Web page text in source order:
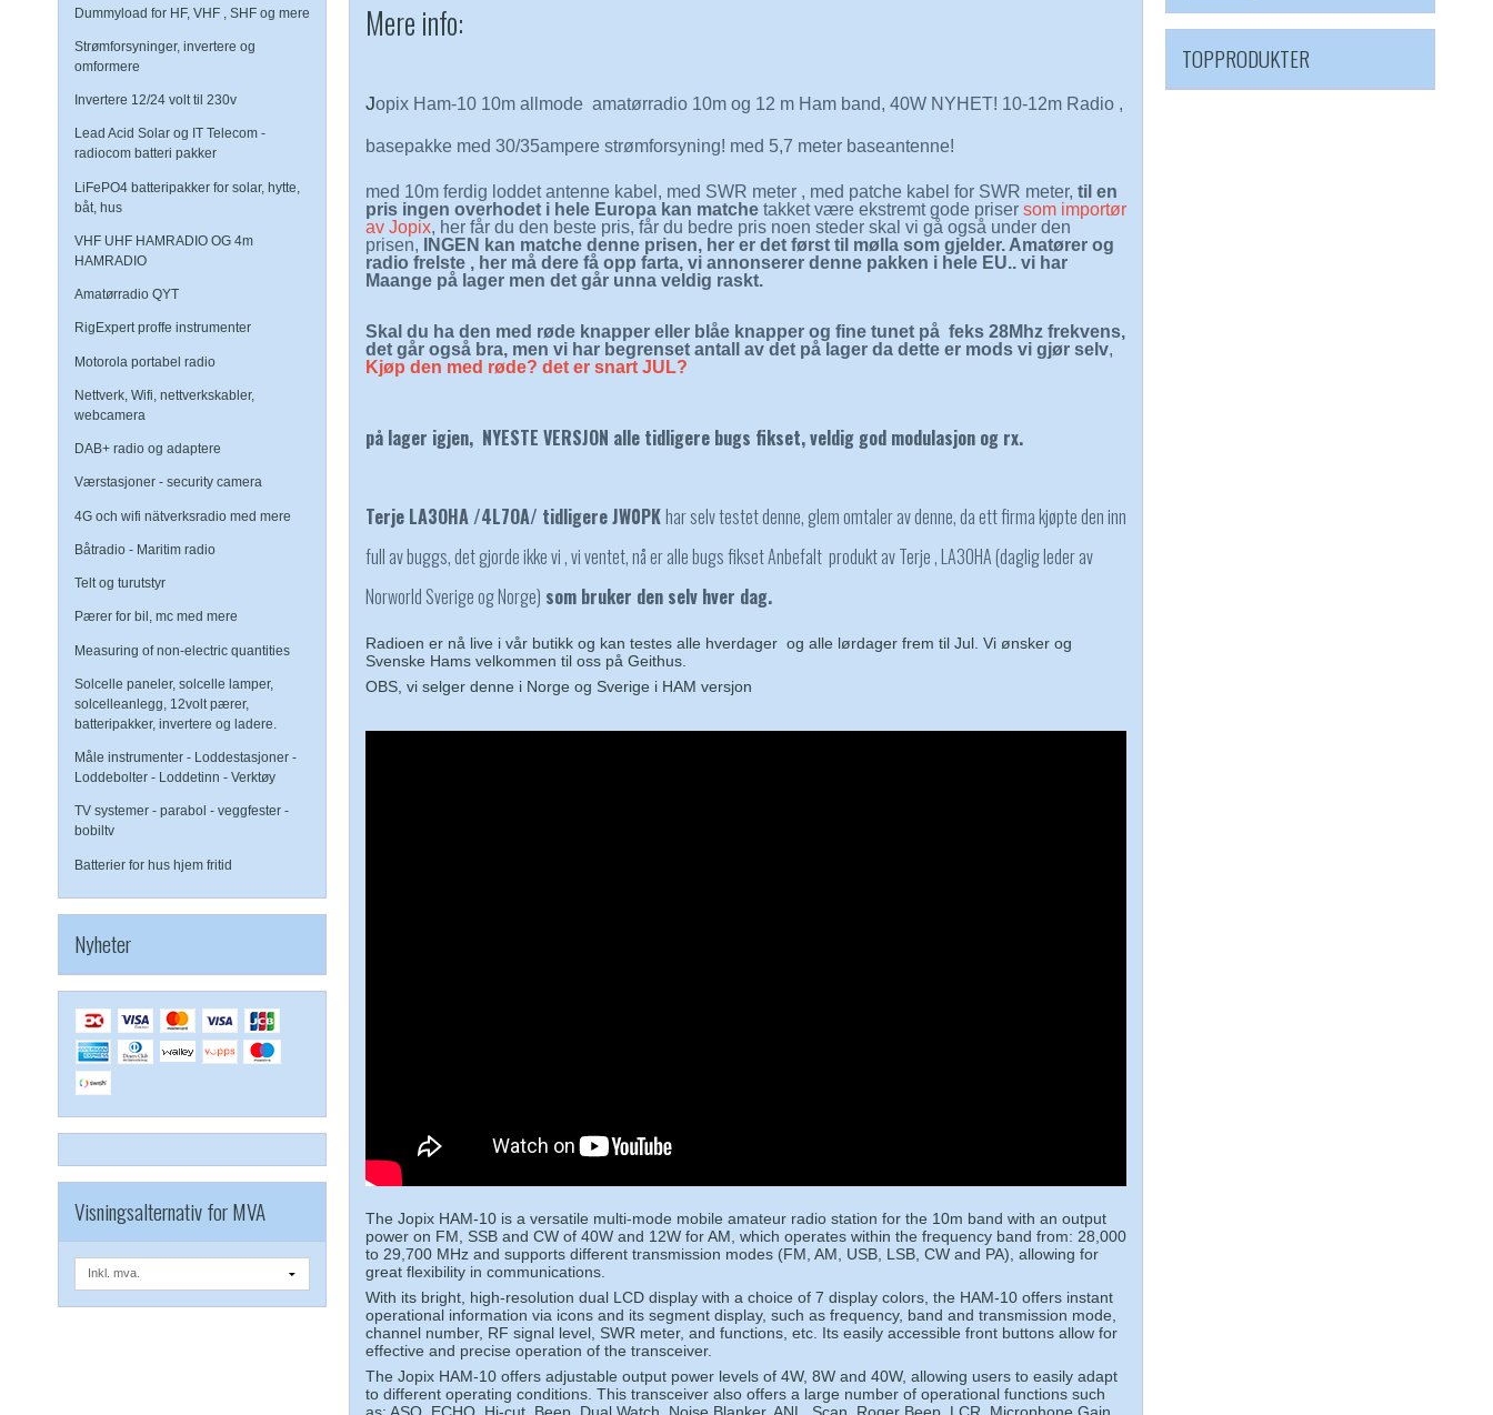
Dummyload for HF, VHF , SHF og mere
Strømforsyninger, invertere og
omformere
Invertere 12/24 volt til 230v
Lead Acid Solar og IT Telecom -
radiocom batteri pakker
LiFePO4 batteripakker for solar, hytte,
båt, hus
VHF UHF HAMRADIO OG 4m
HAMRADIO
Amatørradio QYT
RigExpert proffe instrumenter
Motorola portabel radio
Nettverk, Wifi, nettverkskabler,
webcamera
DAB+ radio og adaptere
Værstasjoner - security camera
4G och wifi nätverksradio med mere
Båtradio - Maritim radio
Telt og turutstyr
Pærer for bil, mc med mere
Measuring of non-electric quantities
Solcelle paneler, solcelle lamper,
solcelleanlegg, 12volt pærer,
batteripakker, invertere og ladere.
Måle instrumenter - Loddestasjoner -
Loddebolter - Loddetinn - Verktøy
TV systemer - parabol - veggfester -
bobiltv
Batterier for hus hjem fritid
Nyheter
Visningsalternativ for MVA
Mere info:
Jopix Ham-10 10m allmode amatørradio 10m og 12 m Ham band, 40W NYHET! 10-12m Radio ,
basepakke med 30/35ampere strømforsyning! med 5,7 meter baseantenne!
med 10m ferdig loddet antenne kabel, med SWR meter , med patche kabel for SWR meter, til en
pris ingen overhodet i hele Europa kan matche takket være ekstremt gode prisersom importør
av Jopix, her får du den beste pris, får du bedre pris noen steder skal vi gå også under den
prisen,
INGEN kan matche denne prisen, her er det først til mølla som gjelder. Amatører og
radio frelste , her må dere få opp farta, vi annonserer denne pakken i hele EU.. vi har
Maange på lager men det går unna veldig raskt.
Skal du ha den med røde knapper eller blåe knapper og fine tunet på feks 28Mhz frekvens,
det går også bra, men vi har begrenset antall av det på lager da dette er mods vi gjør selv,
Kjøp den med røde? det er snart JUL?
på lager igjen, NYESTE VERSJON alle tidligere bugs fikset, veldig god modulasjon og rx.
Terje LA3OHA /4L7OA/ tidligere JW0PKhar selv testet denne, glem omtaler av denne, da ett firma kjøpte den inn
full av buggs, det gjorde ikke vi , vi ventet, nå er alle bugs fikset Anbefalt produkt av Terje , LA3OHA (daglig leder av
Norworld Sverige og Norge) som bruker den selv hver dag.
Radioen er nå live i vår butikk og kan testes alle hverdager og alle lørdager frem til Jul. Vi ønsker og
Svenske Hams velkommen til oss på Geithus.
OBS, vi selger denne i Norge og Sverige i HAM versjon
Mere info:
The Jopix HAM-10 is a versatile multi-mode mobile amateur radio station for the 10m band with an output
power on FM, SSB and CW of 40W and 12W for AM, which operates within the frequency band from: 28,000
to 29,700 MHz and supports different transmission modes (FM, AM, USB, LSB, CW and PA), allowing for
great flexibility in communications.
With its bright, high-resolution dual LCD display with a choice of 7 display colors, the HAM-10 offers instant
operational information via icons and its segment display, such as frequency, band and transmission mode,
channel number, RF signal level, SWR meter, and functions, etc. Its easily accessible front buttons allow for
effective and precise operation of the transceiver.
The Jopix HAM-10 offers adjustable output power levels of 4W, 8W and 40W, allowing users to easily adapt
to different operating conditions. This transceiver also offers a large number of operational functions such
TOPPRODUKTER